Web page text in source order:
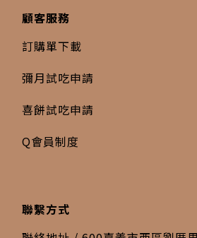
顧客服務
訂購單下載
彌月試吃申請
喜餅試吃申請
Q會員制度
聯繫方式